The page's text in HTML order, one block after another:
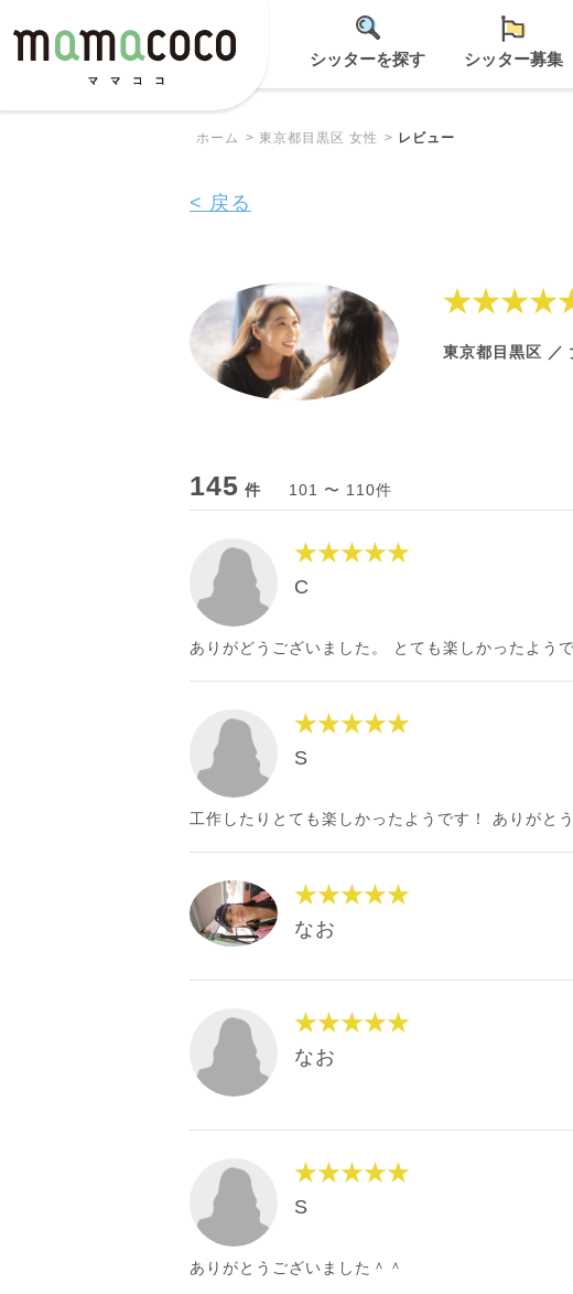
シッターを探す シッター募集
ホーム 東京都目黒区 女性 レビュー
< 戻る
東京都目黒区 ／
145 件 101 〜 110件
★★★★★
C
ありがどうございました。 とても楽しかったようで
★★★★★
S
工作したりとても楽しかったようです！ ありがと
★★★★★
なお
★★★★★
なお
★★★★★
S
ありがとうございました＾＾